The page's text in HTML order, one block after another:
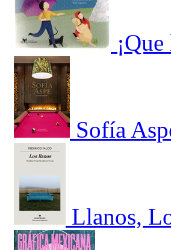
Sofía
Llanos,